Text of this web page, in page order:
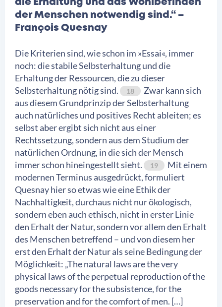
die Erhaltung und das Wohlbefinden
der Menschen notwendig sind.“ –
François Quesnay
Die Kriterien sind, wie schon im »Essai«, immer
noch: die stabile Selbsterhaltung und die
Erhaltung der Ressourcen, die zu dieser
Selbsterhaltung nötig sind.
18
Zwar kann sich
aus diesem Grundprinzip der Selbsterhaltung
auch natürliches und positives Recht ableiten; es
selbst aber ergibt sich nicht aus einer
Rechtssetzung, sondern aus dem Studium der
natürlichen Ordnung, in die sich der Mensch
immer schon hineingestellt sieht.
19
Mit einem
modernen Terminus ausgedrückt, formuliert
Quesnay hier so etwas wie eine Ethik der
Nachhaltigkeit, durchaus nicht nur ökologisch,
sondern eben auch ethisch, nicht in erster Linie
den Erhalt der Natur, sondern vor allem den Erhalt
des Menschen betreffend – und von diesem her
erst den Erhalt der Natur als seine Bedingung der
Möglichkeit: „The natural laws are the very
physical laws of the perpetual reproduction of the
goods necessary for the subsistence, for the
preservation and for the comfort of men. […]